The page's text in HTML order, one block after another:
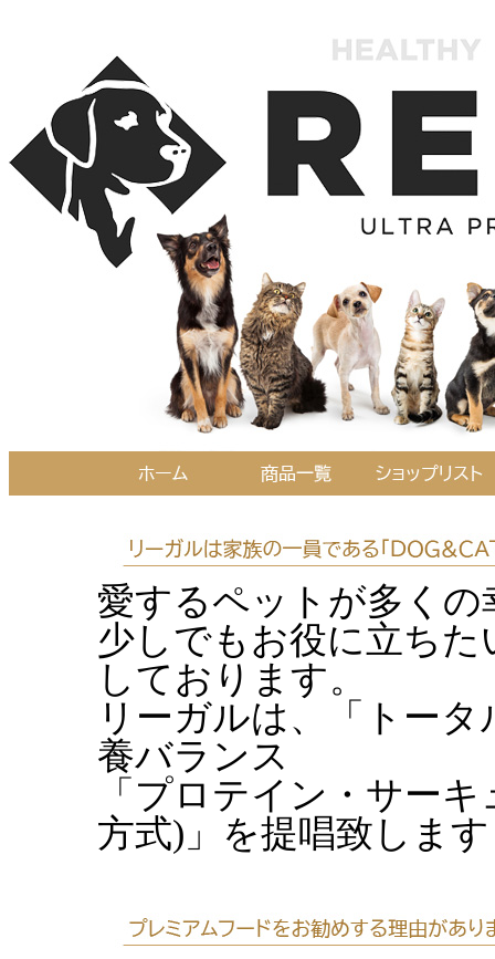
愛するペットが多く
少しでもお役に立ち
しております。
リーガルは、「トー
養バランス
「プロテイン・サー
方式)」を提唱致します